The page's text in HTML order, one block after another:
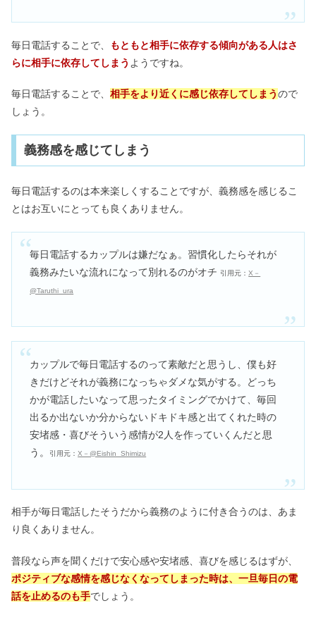
毎日電話することで、
もともと相手に依存する傾向がある人はさ
らに相手に依存してしまう ようですね。
毎日電話することで、 相手をより近くに感じ依存してしまうので
しょう。
義務感を感じてしまう
毎日電話するのは本来楽しくすることですが、義務感を感じるこ
とはお互いにとっても良くありません。
毎日電話するカップルは嫌だなぁ。習慣化したらそれが
義務みたいな流れになって別れるのがオチ 引用元：X－
@Taruthi_ura
カップルで毎日電話するのって素敵だと思うし、僕も好
きだけどそれが義務になっちゃダメな気がする。どっち
かが電話したいなって思ったタイミングでかけて、毎回
出るか出ないか分からないドキドキ感と出てくれた時の
安堵感・喜びそういう感情が2人を作っていくんだと思
う。
引用元：X－@Eishin_Shimizu
相手が毎日電話したそうだから義務のように付き合うのは、あま
り良くありません。
普段なら声を聞くだけで安心感や安堵感、喜びを感じるはずが、
ポジティブな感情を感じなくなってしまった時は、一旦毎日の電
話を止めるのも手でしょう。